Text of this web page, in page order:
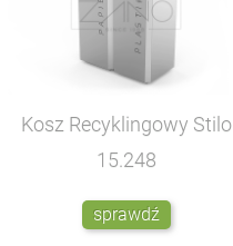
Kosz Recyklingowy Stilo
15.248
sprawdź